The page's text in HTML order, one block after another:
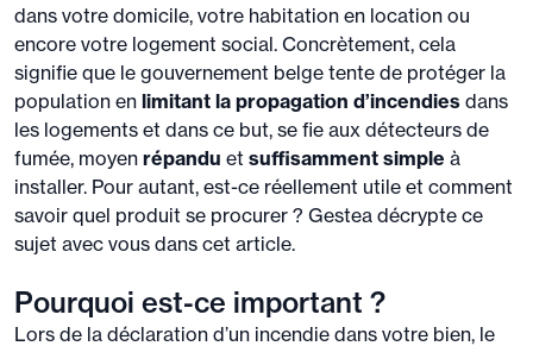
dans votre domicile, votre habitation en location ou
encore votre logement social. Concrètement, cela
signifie que le gouvernement belge tente de protéger la
population en limitant la propagation d’incendies dans
les logements et dans ce but, se fie aux détecteurs de
fumée, moyen répandu et suffisamment simple à
installer. Pour autant, est-ce réellement utile et comment
savoir quel produit se procurer ? Gestea décrypte ce
sujet avec vous dans cet article.
Pourquoi est-ce important ?
Lors de la déclaration d’un incendie dans votre bien, le